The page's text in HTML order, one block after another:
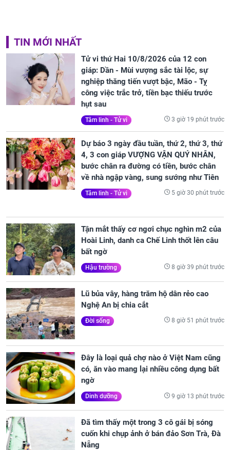
TIN MỚI NHẤT
Tử vi thứ Hai 10/8/2026 của 12 con
giáp: Dần - Mùi vượng sắc tài lộc, sự
nghiệp thăng tiến vượt bậc, Mão - Tỵ
công việc trắc trở, tiền bạc thiếu trước
hụt sau
Tâm linh - Tử vi 3 giờ 19 phút trước
Dự báo 3 ngày đầu tuần, thứ 2, thứ 3, thứ
4, 3 con giáp VƯỢNG VẬN QUÝ NHÂN,
bước chân ra đường có tiền, bước chân
về nhà ngập vàng, sung sướng như Tiên
Tâm linh - Tử vi 5 giờ 30 phút trước
Tận mắt thấy cơ ngơi chục nghìn m2 của
Hoài Linh, danh ca Chế Linh thốt lên câu
bất ngờ
Hậu trường 8 giờ 39 phút trước
Lũ bủa vây, hàng trăm hộ dân rẻo cao
Nghệ An bị chia cắt
Đời sống 8 giờ 51 phút trước
Đây là loại quả chợ nào ở Việt Nam cũng
có, ăn vào mang lại nhiều công dụng bất
ngờ
Dinh dưỡng 9 giờ 13 phút trước
Đã tìm thấy một trong 3 cô gái bị sóng
cuốn khi chụp ảnh ở bán đảo Sơn Trà, Đà
Nẵng